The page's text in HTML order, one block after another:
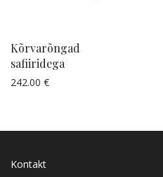
Kõrvarõngad
safiiridega
242.00 €
Küsi pakkumist
Kontakt